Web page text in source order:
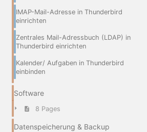
IMAP-Mail-Adresse in Thunderbird
einrichten
Zentrales Mail-Adressbuch (LDAP) in
Thunderbird einrichten
Kalender/ Aufgaben in Thunderbird
einbinden
Software
8 Pages
Datenspeicherung & Backup